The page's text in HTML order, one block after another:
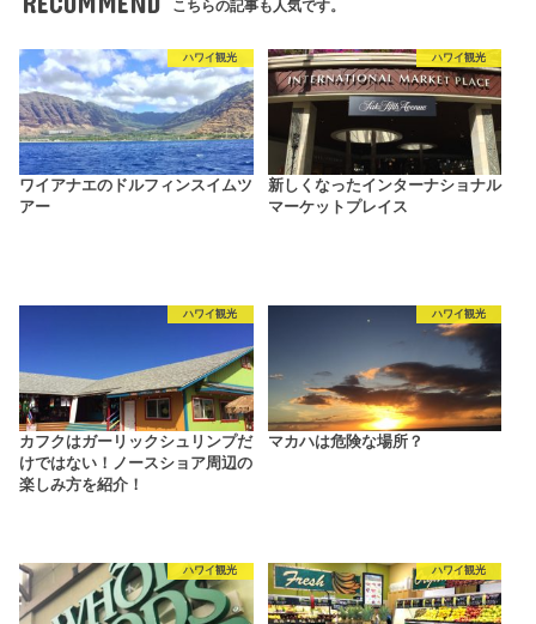
こちらの記事も人気です。
ハワイ観光
ワイアナエのドルフィンスイムツ
アー
ハワイ観光
新しくなったインターナショナル
マーケットプレイス
ハワイ観光
カフクはガーリックシュリンプだ
けではない！ノースショア周辺の
楽しみ方を紹介！
ハワイ観光
マカハは危険な場所？
ハワイ観光 ハワイ観光